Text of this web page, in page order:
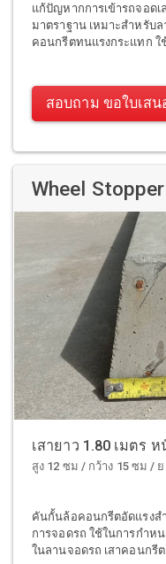
แก้ปัญหากการเข้ารถจอด
มาตราฐาน เหมาะสำหรับ
คอนกรีตทนแรงกระแทก
สอบถาม ขอใบเสน
Wheel
เสายาว 1.80 เมตร
สูง 12 ซม / กว้าง 15 ซม /
คันกั้นล้อคอนกรีตอัดแรงส
การจอดรถ ใช้ในการกำ
ในลานจอดรถ เสาคอนก